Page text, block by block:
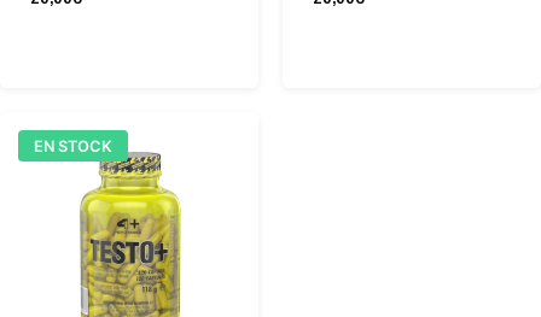
EN STOCK